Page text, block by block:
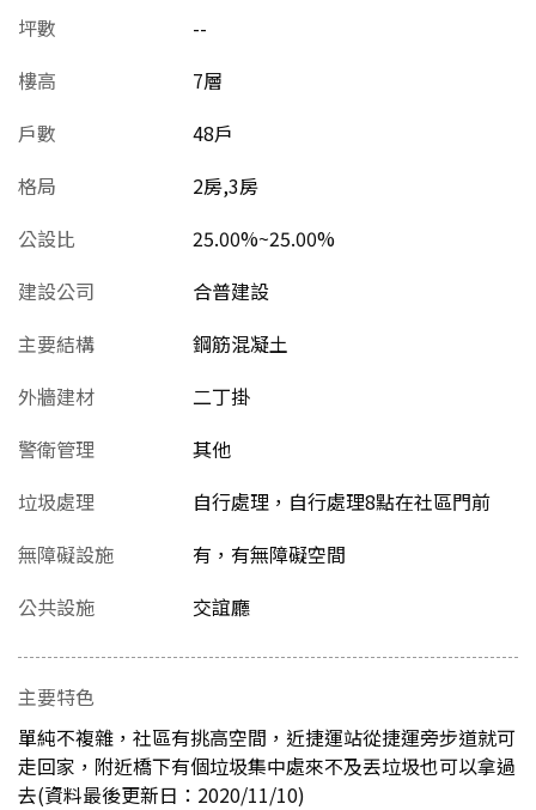
坪數
--
樓高
7層
戶數
48戶
格局
2房,3房
公設比
25.00%~25.00%
建設公司
合普建設
主要結構
鋼筋混凝土
外牆建材
二丁掛
警衛管理
其他
垃圾處理
自行處理，自行處理8點在社區門前
無障礙設施
有，有無障礙空間
公共設施
交誼廳
主要特色
單純不複雜，社區有挑高空間，近捷運站從捷運旁步道就可
走回家，附近橋下有個垃圾集中處來不及丟垃圾也可以拿過
去(資料最後更新日：2020/11/10)